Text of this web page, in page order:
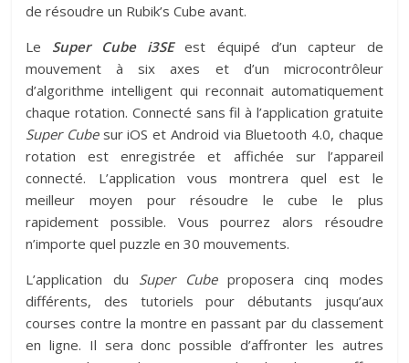
de résoudre un Rubik’s Cube avant.
Le Super Cube i3SEest équipé d’un capteur de
mouvement à six axes et d’un microcontrôleur
d’algorithme intelligent qui reconnait automatiquement
chaque rotation. Connecté sans fil à l’application gratuite
Super Cube sur iOS et Android via Bluetooth 4.0, chaque
rotation est enregistrée et affichée sur l’appareil
connecté. L’application vous montrera quel est le
meilleur moyen pour résoudre le cube le plus
rapidement possible. Vous pourrez alors résoudre
n’importe quel puzzle en 30 mouvements.
L’application du Super Cubeproposera cinq modes
différents, des tutoriels pour débutants jusqu’aux
courses contre la montre en passant par du classement
en ligne. Il sera donc possible d’affronter les autres